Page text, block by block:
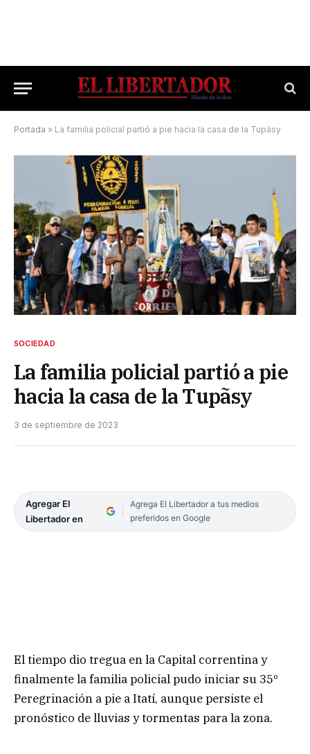
Portada » La familia policial partió a pie hacia la casa de la Tupãsy
SOCIEDAD
La familia policial partió a pie
hacia la casa de la Tupãsy
3 de septiembre de 2023
Agregar El
Libertador en
Agrega El Libertador a tus medios
preferidos en Google
El tiempo dio tregua en la Capital correntina y
finalmente la familia policial pudo iniciar su 35º
Peregrinación a pie a Itatí, aunque persiste el
pronóstico de lluvias y tormentas para la zona.